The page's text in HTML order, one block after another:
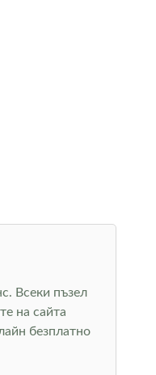
Всеки пъзел
на сайта
безплатно